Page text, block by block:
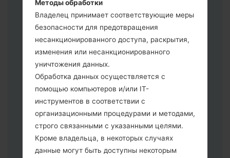
Инструкции
Методы обработки
Владелец принимает соответствующие меры
безопасности для предотвращения
несанкционированного доступа, раскрытия,
изменения или несанкционированного
уничтожения данных.
Обработка данных осуществляется с
помощью компьютеров и/или IT-
инструментов в соответствии с
организационными процедурами и методами,
строго связанными с указанными целями.
Кроме владельца, в некоторых случаях
данные могут быть доступны некоторым